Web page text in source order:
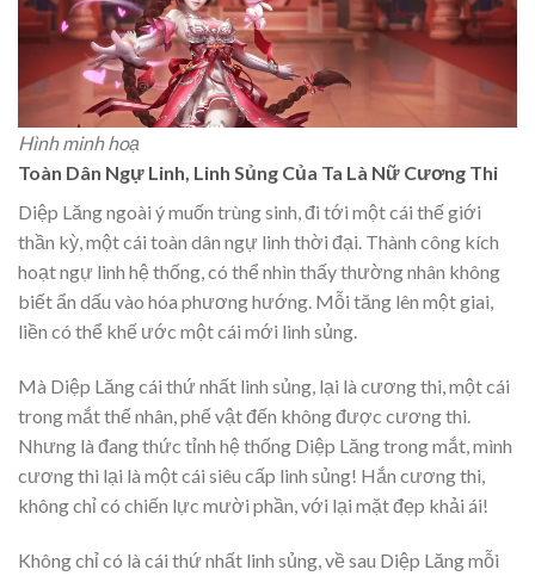
Hình minh hoạ
Toàn Dân Ngự Linh, Linh Sủng Của Ta Là Nữ Cương Thi
Diệp Lăng ngoài ý muốn trùng sinh, đi tới một cái thế giới
thần kỳ, một cái toàn dân ngự linh thời đại. Thành công kích
hoạt ngự linh hệ thống, có thể nhìn thấy thường nhân không
biết ẩn dấu vào hóa phương hướng. Mỗi tăng lên một giai,
liền có thể khế ước một cái mới linh sủng.
Mà Diệp Lăng cái thứ nhất linh sủng, lại là cương thi, một cái
trong mắt thế nhân, phế vật đến không được cương thi.
Nhưng là đang thức tỉnh hệ thống Diệp Lăng trong mắt, mình
cương thi lại là một cái siêu cấp linh sủng! Hắn cương thi,
không chỉ có chiến lực mười phần, với lại mặt đẹp khải ái!
Không chỉ có là cái thứ nhất linh sủng, về sau Diệp Lăng mỗi